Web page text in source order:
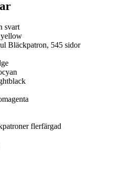
svart
Bläckpatron, 545 sidor
flerfärgad